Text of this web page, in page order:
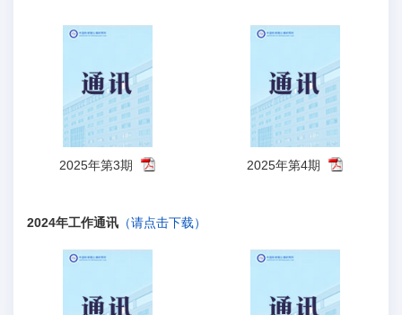
2025年第3期 2025年第4期
2024年工作通讯 （请点击下载）